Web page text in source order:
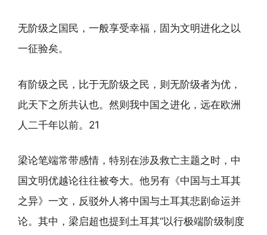
无阶级之国民，一般享受幸福，固为文明进化之以
一征验矣。
有阶级之民，比于无阶级之民，则无阶级者为优，
此天下之所共认也。然则我中国之进化，远在欧洲
人二千年以前。21
梁论笔端常带感情，特别在涉及救亡主题之时，中
国文明优越论往往被夸大。他另有《中国与土耳其
之异》一文，反驳外人将中国与土耳其悲剧命运并
论。其中，梁启超也提到土耳其“以行极端阶级制度